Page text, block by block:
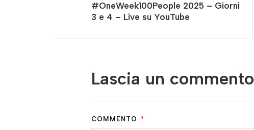
#OneWeek100People 2025 – Giorni
3 e 4 – Live su YouTube
Lascia un commento
COMMENTO *